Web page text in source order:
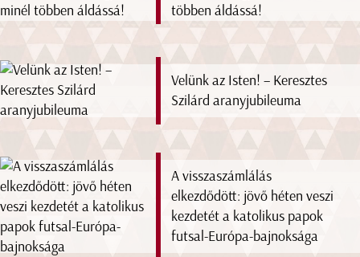
többen áldássá!
Velünk az Isten! – Keresztes
Szilárd aranyjubileuma
A visszaszámlálás
elkezdődött: jövő héten veszi
kezdetét a katolikus papok
futsal-Európa-bajnoksága